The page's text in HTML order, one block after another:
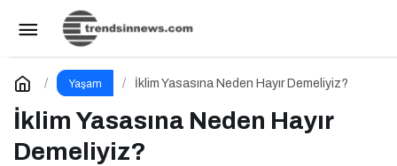
Yaşam İklim Yasasına Neden Hayır Demeliyiz?
İklim Yasasına Neden Hayır
Demeliyiz?
Dijital Çağda Beslenme: Teknolojinin Sağlık
Üzerindeki Etkileri ve Yeni Alışkanlıklar
Yorum Yap